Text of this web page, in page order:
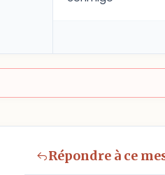
Répondre à ce